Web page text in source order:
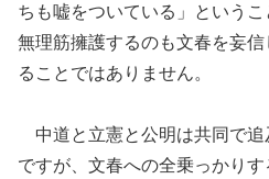
ちも嘘をついている」という
無理筋擁護するのも文春を妄
ることではありません。
中道と立憲と公明は共同で追
ですが、文春への全乗っかり